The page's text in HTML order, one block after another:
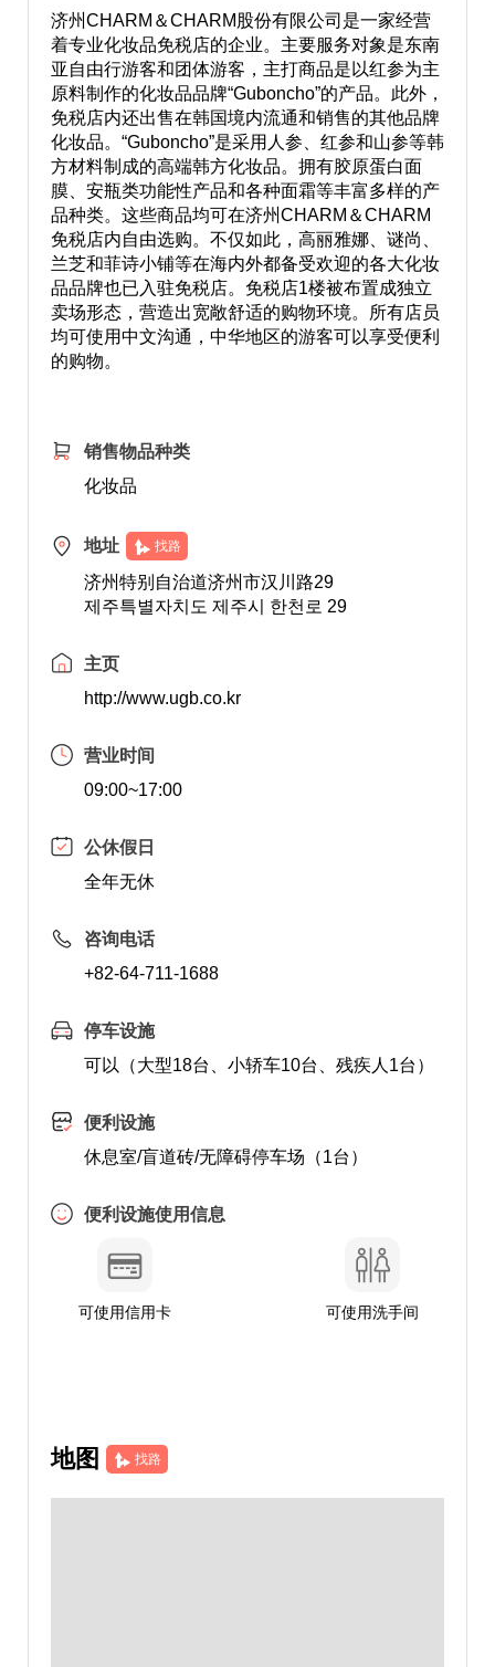
济州CHARM＆CHARM股份有限公司是一家经营
着专业化妆品免税店的企业。主要服务对象是东南
亚自由行游客和团体游客，主打商品是以红参为主
原料制作的化妆品品牌“Guboncho”的产品。此外，
免税店内还出售在韩国境内流通和销售的其他品牌
化妆品。“Guboncho”是采用人参、红参和山参等韩
方材料制成的高端韩方化妆品。拥有胶原蛋白面
膜、安瓶类功能性产品和各种面霜等丰富多样的产
品种类。这些商品均可在济州CHARM＆CHARM
免税店内自由选购。不仅如此，高丽雅娜、谜尚、
兰芝和菲诗小铺等在海内外都备受欢迎的各大化妆
品品牌也已入驻免税店。免税店1楼被布置成独立
卖场形态，营造出宽敞舒适的购物环境。所有店员
均可使用中文沟通，中华地区的游客可以享受便利
的购物。
销售物品种类
化妆品
地址 找路
济州特别自治道济州市汉川路29
제주특별자치도 제주시 한천로 29
主页
http://www.ugb.co.kr
营业时间
09:00~17:00
公休假日
全年无休
咨询电话
+82-64-711-1688
停车设施
可以（大型18台、小轿车10台、残疾人1台）
便利设施
休息室/盲道砖/无障碍停车场（1台）
便利设施使用信息
可使用信用卡 可使用洗手间
地图 找路